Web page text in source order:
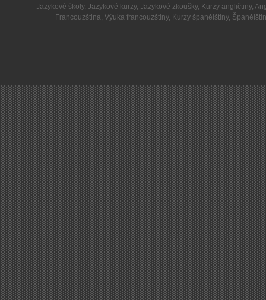
Jazykové školy, Jazykové kurzy, Jazykové zkoušky, Kurzy angličtiny,
Francouzština,Výuka francouzštiny, Kurzy španělštiny,